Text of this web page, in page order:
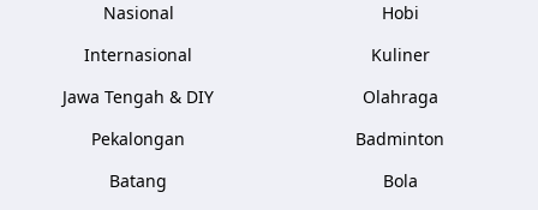
Nasional
Internasional
Jawa Tengah & DIY
Pekalongan
Batang
Hobi
Kuliner
Olahraga
Badminton
Bola